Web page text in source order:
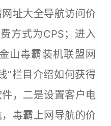
址大全导航访问价
方式为CPS；进入
山毒霸装机联盟网
”栏目介绍如何获得
，二是设置客户电
毒霸上网导航的价